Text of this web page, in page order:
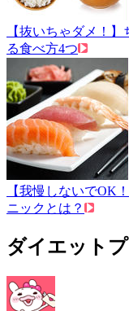
【抜いちゃダメ！
る食べ方4つ
【我慢しないでOK
ニックとは？
ダイエット